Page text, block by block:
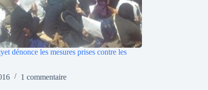
dénonce les mesures prises contre les
1 commentaire